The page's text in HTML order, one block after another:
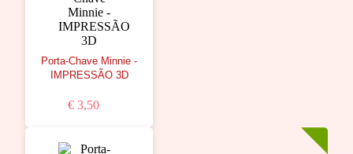
Porta-Chave Minnie -
IMPRESSÃO 3D
€ 3,50